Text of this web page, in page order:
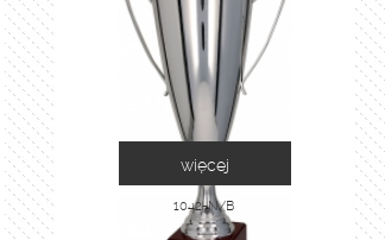
1042-N/B
więcej